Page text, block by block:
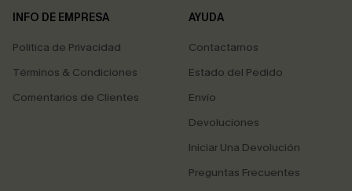
INFO DE EMPRESA
Política de Privacidad
Términos & Condiciones
Comentarios de Clientes
AYUDA
Contactarnos
Estado del Pedido
Envío
Devoluciones
Iniciar Una Devolución
Preguntas Frecuentes